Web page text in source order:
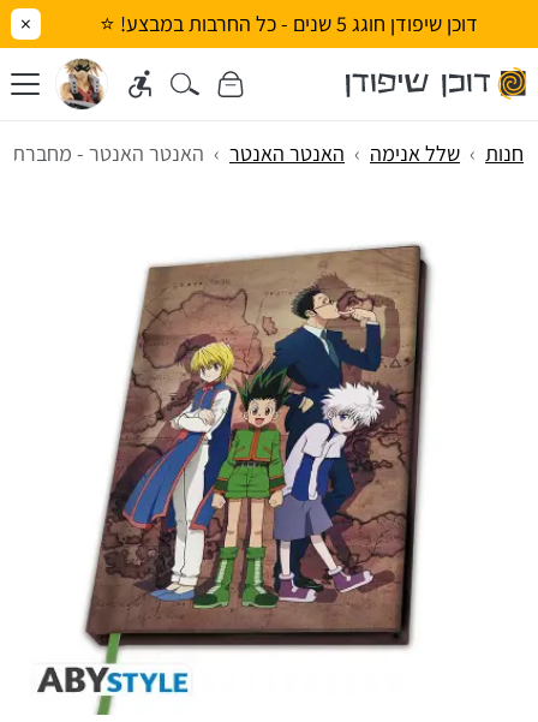
דוכן שיפודן חוגג 5 שנים - כל החרבות במבצע! ⭐ ×
חנות שלל אנימה האנטר האנטר האנטר האנטר - מחברת